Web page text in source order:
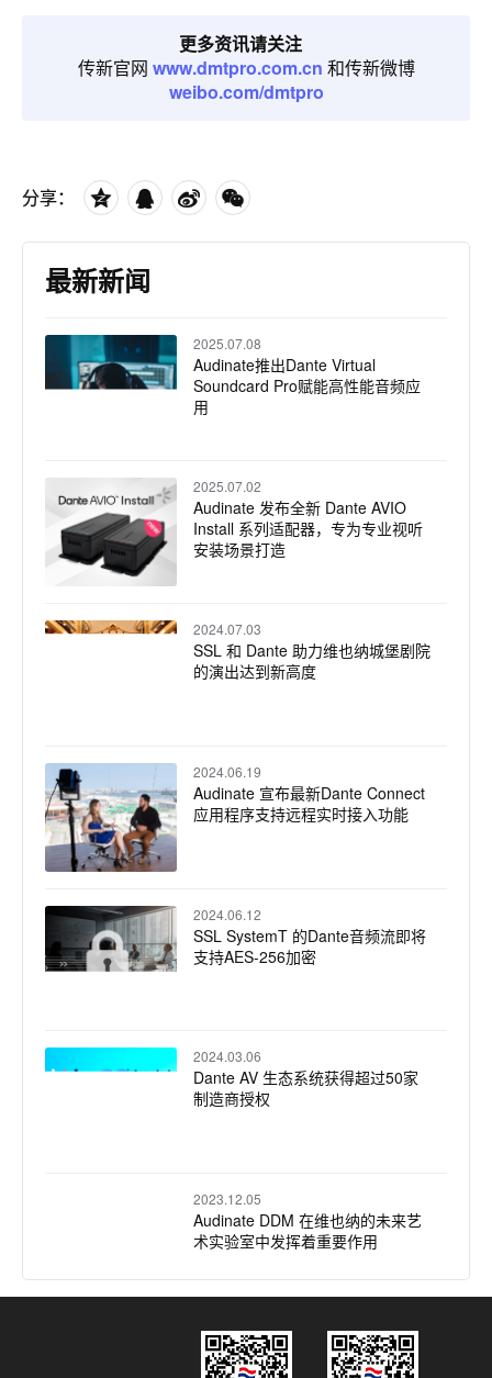
更多资讯请关注
传新官网 www.dmtpro.com.cn 和传新微博
weibo.com/dmtpro
分享：
最新新闻
2025.07.08
Audinate推出Dante Virtual
Soundcard Pro赋能高性能音频应
用
2025.07.02
Audinate 发布全新 Dante AVIO
Install 系列适配器，专为专业视听
安装场景打造
2024.07.03
SSL 和 Dante 助力维也纳城堡剧院
的演出达到新高度
2024.06.19
Audinate 宣布最新Dante Connect
应用程序支持远程实时接入功能
2024.06.12
SSL SystemT 的Dante音频流即将
支持AES-256加密
2024.03.06
Dante AV 生态系统获得超过50家
制造商授权
2023.12.05
Audinate DDM 在维也纳的未来艺
术实验室中发挥着重要作用
2022.12.13
网络